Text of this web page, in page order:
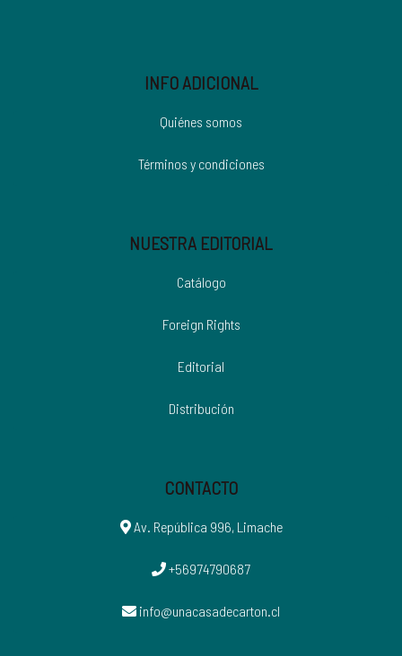
INFO ADICIONAL
Quiénes somos
Términos y condiciones
NUESTRA EDITORIAL
Catálogo
Foreign Rights
Editorial
Distribución
CONTACTO
Av. República 996, Limache
+56974790687
info@unacasadecarton.cl